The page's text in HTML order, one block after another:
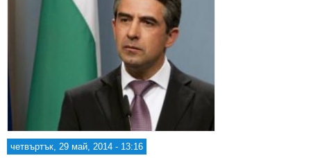
четвъртък, 29 май, 2014 - 13:16